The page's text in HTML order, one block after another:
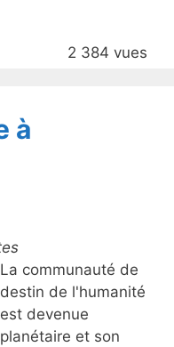
2 384 vues
à
La communauté de
destin de l'humanité
est devenue
planétaire et son